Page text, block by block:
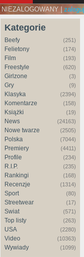
NIEZALOGOWANY |
Kategorie
Beefy (251)
Felietony (174)
Film (193)
Freestyle (620)
Girlzone (3)
Gry (9)
Klasyka (2394)
Komentarze (158)
Książki (19)
News (24163)
Nowe twarze (2505)
Polska (7044)
Premiery (4411)
Profile (234)
R.I.P. (235)
Rankingi (168)
Recenzje (1314)
Sport (80)
Streetwear (17)
Świat (571)
Top listy (263)
USA (2280)
Video (10363)
Wywiady (1099)